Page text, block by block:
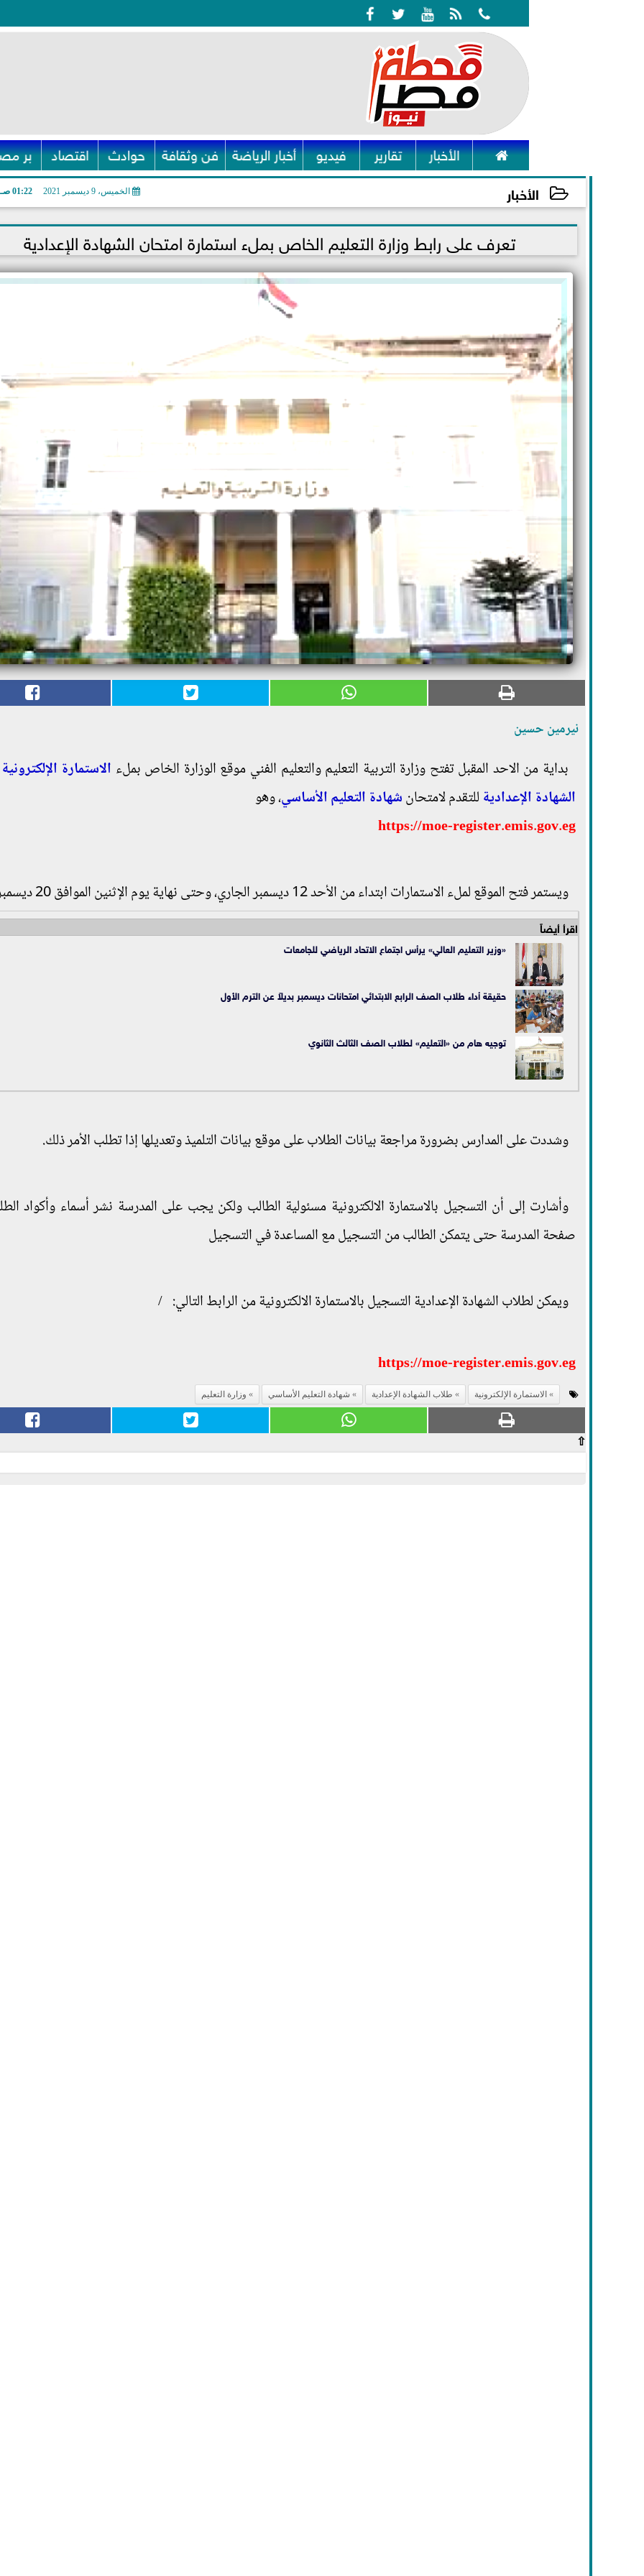
    
 الأخبار تقارير فيديو أخبار الرياضة فن وثقافة حوادث اقتصاد بر
الأخبار الخميس، 9 ديسمبر 2021 01:22 صـ
2021-12-09 01:22:01 تعرف على رابط وزارة التعليم الخاص بملء استمارة امتحان الشهادة الإعدادية
نيرمين حسين
بداية من الاحد المقبل تفتح وزارة التربية التعليم والتعليم الفني موقع الوزارة الخاص بملء الاستمارة الإلكترونية
الشهادة الإعدادية للتقدم لامتحانشهادة التعليم الأساسي، وهو
https://moe-register.emis.gov.eg
ويستمر فتح الموقع لملء الاستمارات ابتداء من الأحد 12 ديسمبر الجاري، وحتى نهاية يوم الإثنين الموافق 20 ديسمبر.
اقرأ أيضاً
«وزير التعليم العالي» يرأس اجتماع الاتحاد الرياضي للجامعات
حقيقة أداء طلاب الصف الرابع الابتدائي امتحانات ديسمبر بديلاً عن الترم الأول
توجيه هام من «التعليم» لطلاب الصف الثالث الثانوي
وشددت على المدارس بضرورة مراجعة بيانات الطلاب على موقع بيانات التلميذ وتعديلها إذا تطلب الأمر ذلك.
وأشارت إلى أن التسجيل بالاستمارة الالكترونية مسئولية الطالب ولكن يجب على المدرسة نشر أسماء وأكواد
صفحة المدرسة حتى يتمكن الطالب من التسجيل مع المساعدة في التسجيل
ويمكن لطلاب الشهادة الإعدادية التسجيل بالاستمارة الالكترونية من الرابط التالي: /
https://moe-register.emis.gov.eg
الاستمارة الإلكترونية طلاب الشهادة الإعدادية شهادة التعليم الأساسي وزارة التعليم
⇧